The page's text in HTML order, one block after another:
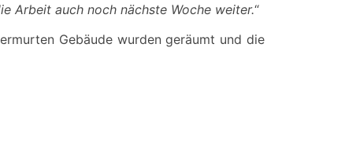
Arbeit auch noch nächste Woche weiter.“
Gebäude wurden geräumt und die